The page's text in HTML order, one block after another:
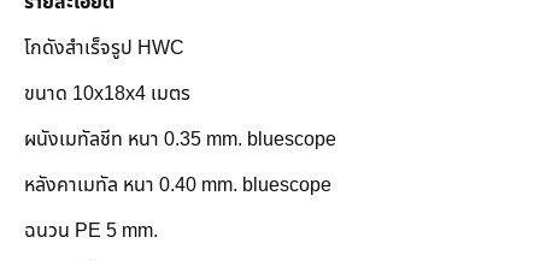
โกดังสำเร็จรูป HWC
ขนาด 10x18x4 เมตร
ผนังเมทัลชีท หนา 0.35 mm. bluescope
หลังคาเมทัล หนา 0.40 mm. bluescope
ฉนวน PE 5 mm.